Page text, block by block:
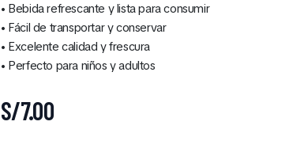
• Bebida refrescante y lista para consumir
• Fácil de transportar y conservar
• Excelente calidad y frescura
• Perfecto para niños y adultos
S/7.00